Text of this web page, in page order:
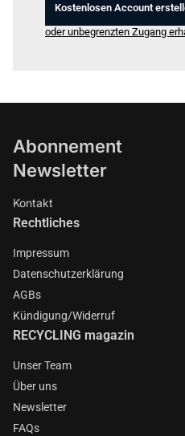
Kostenlosen Account
oder unbegrenzten Zugang
Abonnement
Newsletter
Kontakt
Rechtliches
Impressum
Datenschutzerklärung
AGBs
Kündigung/Widerruf
RECYCLING magazin
Unser Team
Über uns
Newsletter
FAQs